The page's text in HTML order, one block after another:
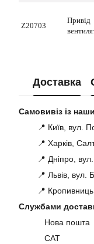
Z20703
Привід
Доставка
Самовивіз із
📍 Київ, вул.
📍 Харків,
📍 Дніпро, вул.
📍 Львів, вул.
📍
Службами
Нова пошта
САТ